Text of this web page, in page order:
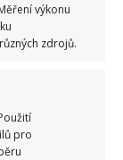
výkonu
zdrojů.
pro
sester